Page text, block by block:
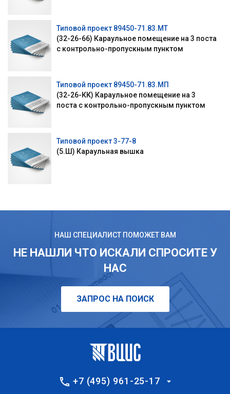
Типовой проект 89450-71.83.МТ
(32-26-66) Караульное помещение на 3 поста
с контрольно-пропускным пунктом
Типовой проект 89450-71.83.МП
(32-26-КК) Караульное помещение на 3
поста с контрольно-пропускным пунктом
Типовой проект 3-77-8
(5.Ш) Караульная вышка
НАШ СПЕЦИАЛИСТ ПОМОЖЕТ ВАМ
НЕ НАШЛИ ЧТО ИСКАЛИ СПРОСИТЕ У
НАС
ЗАПРОС НА ПОИСК
+7 (495) 961-25-17